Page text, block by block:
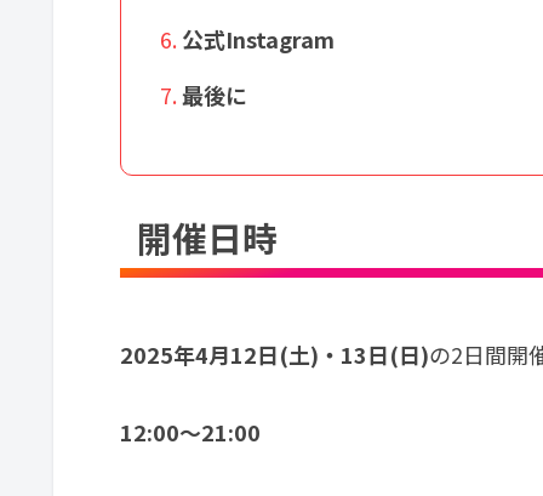
公式Instagram
最後に
開催日時
2025年4月12日(土)・13日(日)の2日間開
12:00〜21:00